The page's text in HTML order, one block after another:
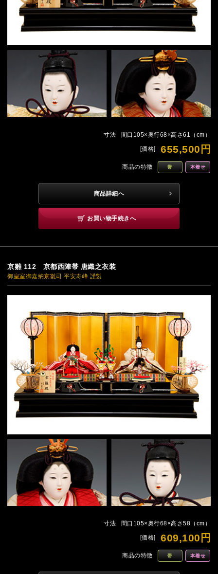
寸法 間口105×奥行68×高さ61（cm）
[価格] 655,500円
商品の特徴 帯 本着せ
商品詳細へ
お買い物手続きへ
京雛 112 京都西陣帯 唐織之衣装
御皇室御嘉納京雛司 平安寿峰 謹製
寸法 間口105×奥行68×高さ58（cm）
[価格] 609,100円
商品の特徴 帯 本着せ